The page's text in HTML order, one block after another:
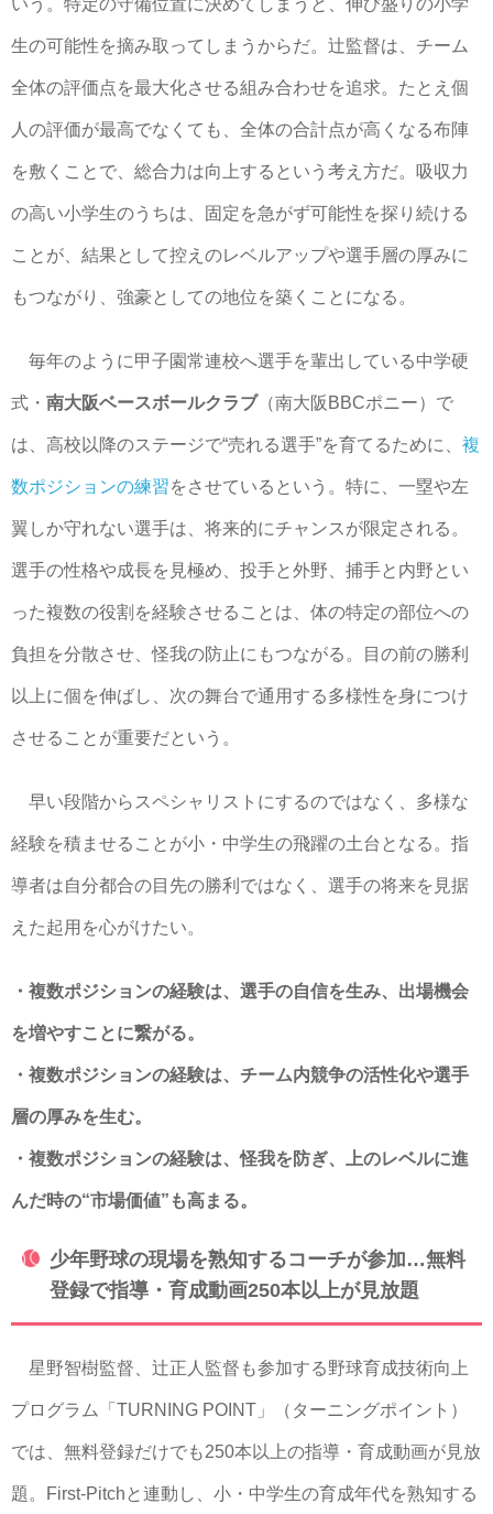
いう。特定の守備位置に決めてしまうと、伸び盛りの小学
生の可能性を摘み取ってしまうからだ。辻監督は、チーム
全体の評価点を最大化させる組み合わせを追求。たとえ個
人の評価が最高でなくても、全体の合計点が高くなる布陣
を敷くことで、総合力は向上するという考え方だ。吸収力
の高い小学生のうちは、固定を急がず可能性を探り続ける
ことが、結果として控えのレベルアップや選手層の厚みに
もつながり、強豪としての地位を築くことになる。
毎年のように甲子園常連校へ選手を輩出している中学硬
式・ 南大阪ベースボールクラブ（南大阪BBCポニー）で
は、高校以降のステージで“売れる選手”を育てるために、 複
数ポジションの練習をさせているという。特に、一塁や左
翼しか守れない選手は、将来的にチャンスが限定される。
選手の性格や成長を見極め、投手と外野、捕手と内野とい
った複数の役割を経験させることは、体の特定の部位への
負担を分散させ、怪我の防止にもつながる。目の前の勝利
以上に個を伸ばし、次の舞台で通用する多様性を身につけ
させることが重要だという。
早い段階からスペシャリストにするのではなく、多様な
経験を積ませることが小・中学生の飛躍の土台となる。指
導者は自分都合の目先の勝利ではなく、選手の将来を見据
えた起用を心がけたい。
・複数ポジションの経験は、選手の自信を生み、出場機会
を増やすことに繋がる。
・複数ポジションの経験は、チーム内競争の活性化や選手
層の厚みを生む。
・複数ポジションの経験は、怪我を防ぎ、上のレベルに進
んだ時の“市場価値”も高まる。
少年野球の現場を熟知するコーチが参加…無料
登録で指導・育成動画250本以上が見放題
星野智樹監督、辻正人監督も参加する野球育成技術向上
プログラム「TURNING POINT」（ターニングポイント）
では、無料登録だけでも250本以上の指導・育成動画が見放
題。First-Pitchと連動し、小・中学生の育成年代を熟知する